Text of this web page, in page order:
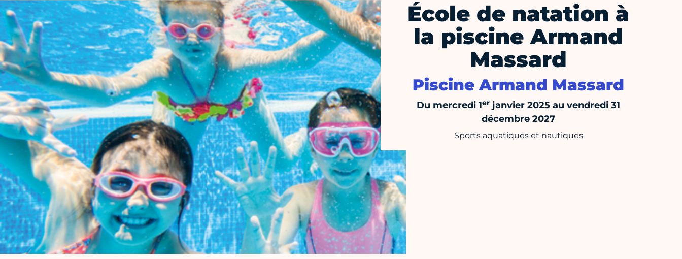
École de natation à
la piscine Armand
Massard
Piscine Armand Massard
Du mercredi 1er janvier 2025 au vendredi 31
décembre 2027
Sports aquatiques et nautiques